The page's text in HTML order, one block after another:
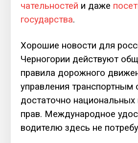
чательностей и даже
государства.
Хорошие новости для
Черногории действуют
правила дорожного
управления транспортным
достаточно национальных
прав. Международное
водителю здесь не